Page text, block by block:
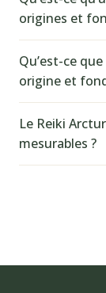
origines et
Qu’est-ce
origine et
Le Reiki
mesurables ?